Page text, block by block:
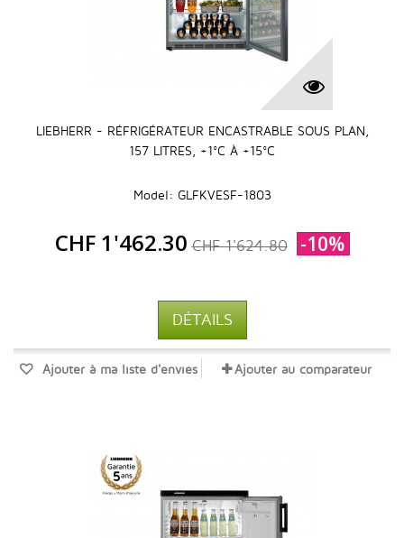
LIEBHERR - RÉFRIGÉRATEUR ENCASTRABLE SOUS PLAN,
157 LITRES, +1°C À +15°C
Model: GLFKVESF-1803
CHF 1'462.30 CHF 1'624.80 -10%
DÉTAILS
Ajouter à ma liste d'envies Ajouter au comparateur